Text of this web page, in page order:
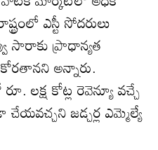
ఎస్టీ సోదరులు
సారాకు ప్రాధాన్యత
అన్నారు.
లక్ష కోట్ల రెవెన్యూ వచ్చే
జడ్చర్ల ఎమ్మెల్యే